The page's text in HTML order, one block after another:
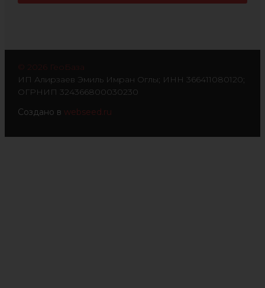
© 2026 ГеоБаза
ИП Алирзаев Эмиль Имран Оглы; ИНН 366411080120;
ОГРНИП 324366800030230
Создано в webseed.ru